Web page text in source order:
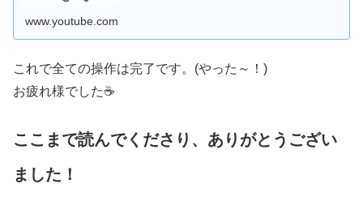
www.youtube.com
これで全ての操作は完了です。(やった～！)
お疲れ様でした☕
ここまで読んでくださり、ありがとうござい
ました！